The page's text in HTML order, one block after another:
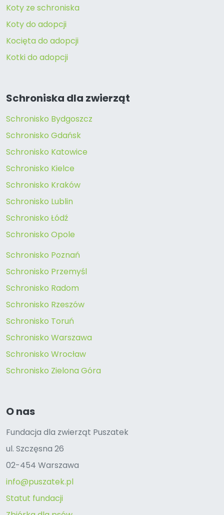
Koty ze schroniska
Koty do adopcji
Kocięta do adopcji
Kotki do adopcji
Schroniska dla zwierząt
Schronisko Bydgoszcz
Schronisko Gdańsk
Schronisko Katowice
Schronisko Kielce
Schronisko Kraków
Schronisko Lublin
Schronisko Łódź
Schronisko Opole
Schronisko Poznań
Schronisko Przemyśl
Schronisko Radom
Schronisko Rzeszów
Schronisko Toruń
Schronisko Warszawa
Schronisko Wrocław
Schronisko Zielona Góra
O nas
Fundacja dla zwierząt Puszatek
ul. Szczęsna 26
02-454 Warszawa
info@puszatek.pl
Statut fundacji